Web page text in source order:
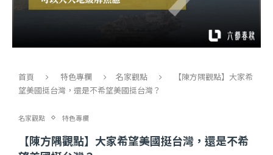
首頁 特色專欄 名家觀點
【陳方隅觀點】大家希
望美國挺台灣，還是不希望美國挺台灣？
名家觀點 特色專欄
【陳方隅觀點】大家希望美國挺台灣，還是不希